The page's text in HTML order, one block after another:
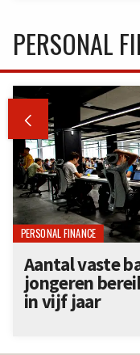
PERSONAL

PERSONAL FINANCE
Aantal vaste
jongeren
in vijf jaar